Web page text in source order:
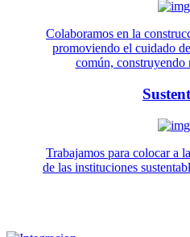
Colaboramos en la
promoviendo el cuidado
común, construyendo
Trabajamos para colocar a
de las instituciones